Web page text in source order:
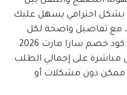
بشكل احترافي يسهل عليك
مع تفاصيل واضحة لكل
منتج وصور عالية الجودة. ومع إدراج كود خصم سارا مارت 2026
على إجمالي الطلب
ممكن دون مشكلات أو